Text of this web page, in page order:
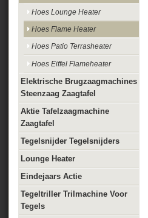
Hoes Lounge Heater
Hoes Flame Heater
Hoes Patio Terrasheater
Hoes Eiffel Flameheater
Elektrische Brugzaagmachines
Steenzaag Zaagtafel
Aktie Tafelzaagmachine
Zaagtafel
Tegelsnijder Tegelsnijders
Lounge Heater
Eindejaars Actie
Tegeltriller Trilmachine Voor
Tegels